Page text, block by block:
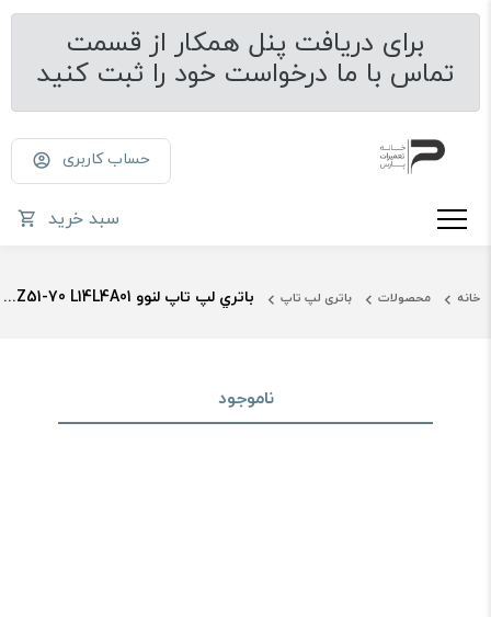
برای دریافت پنل همکار از قسمت
تماس با ما درخواست خود را ثبت کنید
حساب کاربری
سبد خرید
خانه محصولات باتری لپ تاپ باتري لپ تاپ لنوو Ideapad 500 Z51-70 L14L4A01
ناموجود